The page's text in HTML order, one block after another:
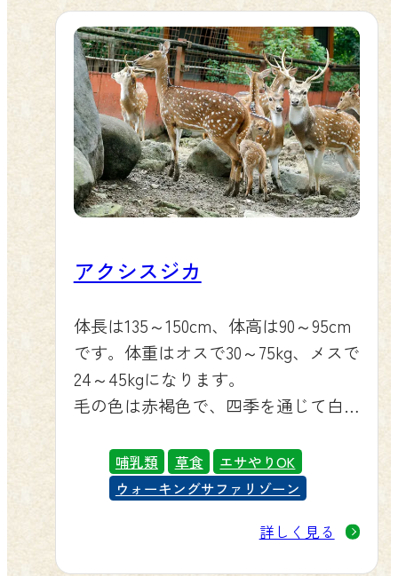
アクシスジカ
体長は135～150cm、体高は90～95cm
です。体重はオスで30～75kg、メスで
24～45kgになります。
毛の色は赤褐色で、四季を通じて白
哺乳類 草食
エサやりOK
ウォーキングサファリゾーン
詳しく見る